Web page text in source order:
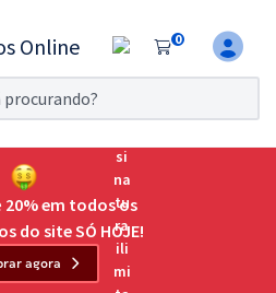
0
por 7 dias!
para o Exame da
20% em todos os
do site SÓ HOJE!
agora